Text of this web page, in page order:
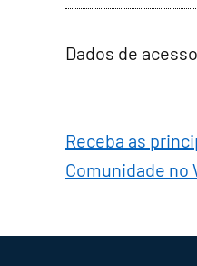
Dados de
Receba as
Comunidade no